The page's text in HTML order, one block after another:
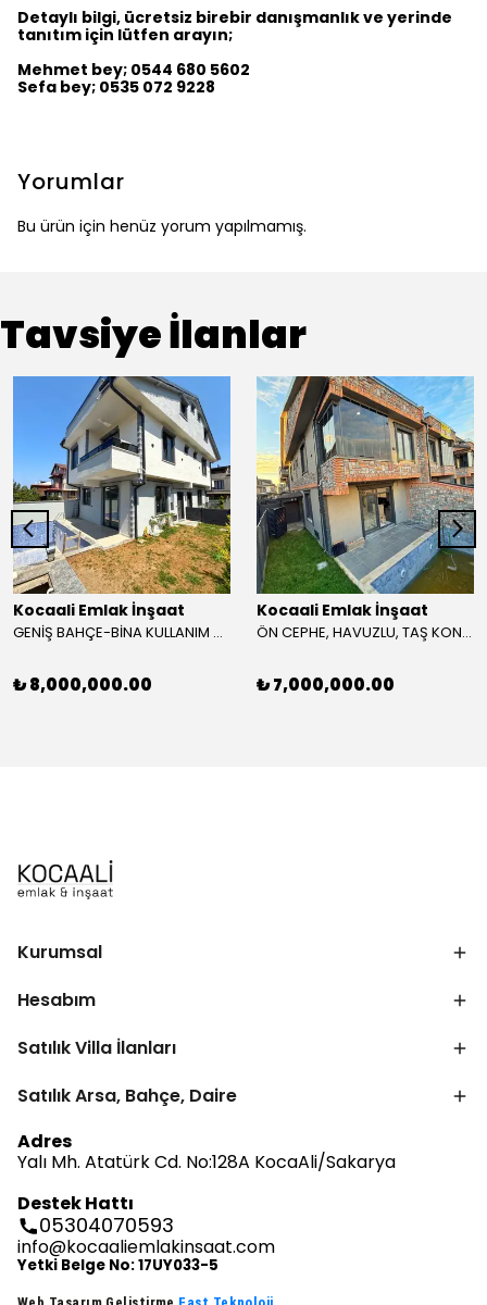
Detaylı bilgi, ücretsiz birebir danışmanlık ve yerinde
tanıtım için lütfen arayın;
Mehmet bey; 0544 680 5602
Sefa bey; 0535 072 9228
Yorumlar
Bu ürün için henüz yorum yapılmamış.
Tavsiye İlanlar
Kocaali Emlak İnşaat
GENİŞ BAHÇE-BİNA KULLANIM ALANLI, HAVUZLU, MERKEZ PLAJ, PLAJA 80METRE, ARKA CEPHE 4+1 TRİPLEKS VİLLA! KOCAALİ YAYLA MH
₺ 8,000,000.00
Kocaali Emlak İnşaat
ÖN CEPHE, HAVUZLU, TAŞ KONSEPT, EBEVEYN BANYOLU, YERDEN ISITMA 4+1 TRİPLEKS VİLLA! KOCAALİ ALANDERE MH
₺ 7,000,000.00
Kurumsal
Hesabım
Satılık Villa İlanları
Satılık Arsa, Bahçe, Daire
Adres
Yalı Mh. Atatürk Cd. No:128A KocaAli/Sakarya
Destek Hattı
05304070593
info@kocaaliemlakinsaat.com
Yetki Belge No: 17UY033-5